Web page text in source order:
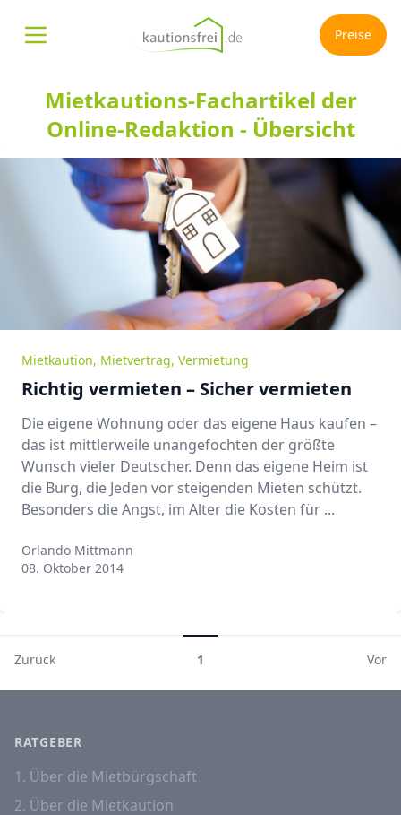
Menü öffnen Preise
Mietkautions-Fachartikel der
Online-Redaktion - Übersicht
Mietkaution, Mietvertrag, Vermietung
Richtig vermieten – Sicher vermieten
Die eigene Wohnung oder das eigene Haus kaufen –
das ist mittlerweile unangefochten der größte
Wunsch vieler Deutscher. Denn das eigene Heim ist
die Burg, die Jeden vor steigenden Mieten schützt.
Besonders die Angst, im Alter die Kosten für ...
Orlando Mittmann
Orlando Mittmann
08. Oktober 2014
Zurück 1 Vor
RATGEBER
1. Über die Mietbürgschaft
2. Über die Mietkaution